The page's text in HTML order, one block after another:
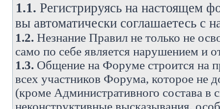
1.1. Регистрируясь на настоящем
вы автоматически соглашаетесь
1.2. Незнание Правил не только не
само по себе является нарушением и
1.3. Общение на Форуме строится на
всех участников Форума, которое не
(кроме Административного состава в
неконструктивные высказывания,